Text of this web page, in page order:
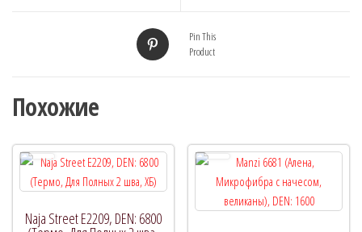
Pin This
Product
Похожие
Naja Street E2209, DEN: 6800